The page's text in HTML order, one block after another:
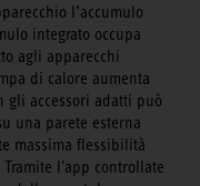
l’accumulo
integrato occupa
agli apparecchi
di calore aumenta
gli accessori adatti può
una parete esterna
massima flessibilità
l'app controllate